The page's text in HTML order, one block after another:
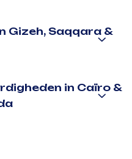
Gizeh, Saqqara &
in Caïro &